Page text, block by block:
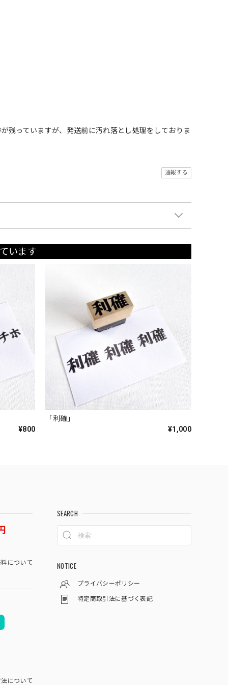
残っていますが、発送前に汚れ落とし処理をしておりま
通報する
います
¥800
「利確」
¥1,000
について
について
SEARCH
NOTICE
プライバシーポリシー
特定商取引法に基づく表記